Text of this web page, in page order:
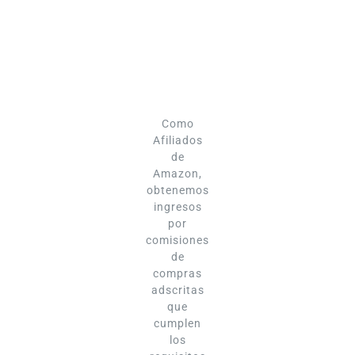
Como
Afiliados
de
Amazon,
obtenemos
ingresos
por
comisiones
de
compras
adscritas
que
cumplen
los